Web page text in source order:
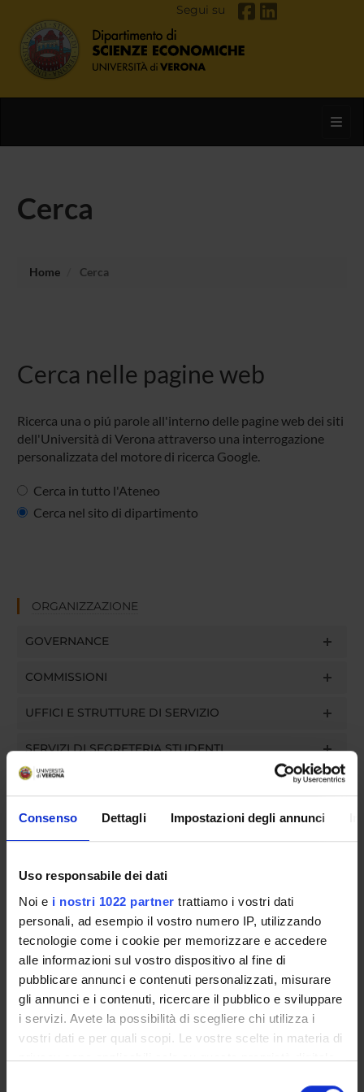
Consenso Dettagli Impostazioni degli annunci
Uso responsabile dei dati
Noi e i nostri 1022 partner trattiamo i vostri dati
personali, ad esempio il vostro numero IP, utilizzando
tecnologie come i cookie per memorizzare e accedere
alle informazioni sul vostro dispositivo al fine di
pubblicare annunci e contenuti personalizzati, misurare
gli annunci e i contenuti, ricercare il pubblico e sviluppare
i servizi. Avete la possibilità di scegliere chi utilizza i
vostri dati e per quali scopi. Le vostre scelte in materia di
privacy sono applicabili solo su questa proprietà digitale
Segui su
Cerca
Home Cerca
Cerca nelle pagine web
Ricerca una o piú parole all'interno delle pagine web dei siti
dell'Università di Verona attraverso una interrogazione
personalizzata del motore di ricerca Google.
Cerca in tutto l'Ateneo
Cerca nel sito di dipartimento
ORGANIZZAZIONE
GOVERNANCE
COMMISSIONI
UFFICI E STRUTTURE DI SERVIZIO
SERVIZI DI SEGRETERIA STUDENTI
LABORATORI DI RICERCA
BIBLIOTECHE
SPIN OFF E AZIENDE
Contatti
Persone
Luoghi
Calendario